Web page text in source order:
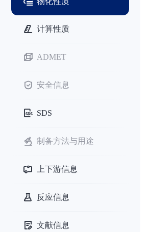
计算性质
ADMET
安全信息
SDS
制备方法与用途
上下游信息
反应信息
文献信息